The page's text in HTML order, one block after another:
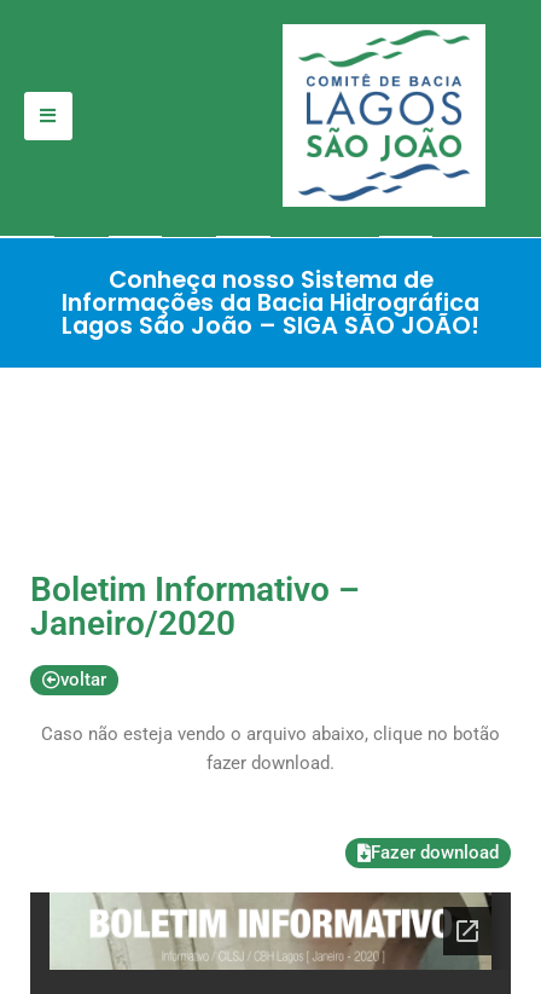
para
Conheça nosso Sistema de
Informações da Bacia Hidrográfica
Lagos São João – SIGA SÃO JOÃO!
Boletim Informativo –
Janeiro/2020
voltar
Caso não esteja vendo o arquivo abaixo, clique no botão
fazer download.
Fazer download